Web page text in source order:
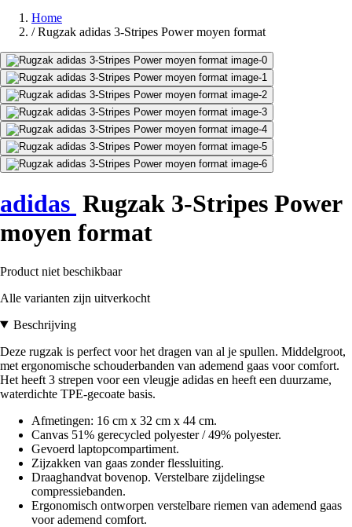
Home
/ Rugzak adidas 3-Stripes Power moyen format
adidas Rugzak 3-Stripes Power
moyen format
Product niet beschikbaar
Alle varianten zijn uitverkocht
Beschrijving
Deze rugzak is perfect voor het dragen van al je spullen. Middelgroot,
met ergonomische schouderbanden van ademend gaas voor comfort.
Het heeft 3 strepen voor een vleugje adidas en heeft een duurzame,
waterdichte TPE-gecoate basis.
Afmetingen: 16 cm x 32 cm x 44 cm.
Canvas 51% gerecycled polyester / 49% polyester.
Gevoerd laptopcompartiment.
Zijzakken van gaas zonder flessluiting.
Draaghandvat bovenop. Verstelbare zijdelingse
compressiebanden.
Ergonomisch ontworpen verstelbare riemen van ademend gaas
voor ademend comfort.